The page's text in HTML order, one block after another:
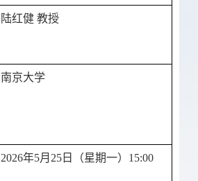
陆红健 教授
南京大学
2026年5月 25日（星期一） 15:00